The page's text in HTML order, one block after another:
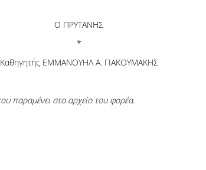
Ο ΠΡΥΤΑΝΗΣ
*
Καθηγητής ΕΜΜΑΝΟΥΗΛ Α. ΓΙΑΚΟΥΜΑΚΗΣ
παραμένει στο αρχείο του φορέα.